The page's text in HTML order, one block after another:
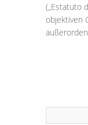
(„Estatuto
objektiven